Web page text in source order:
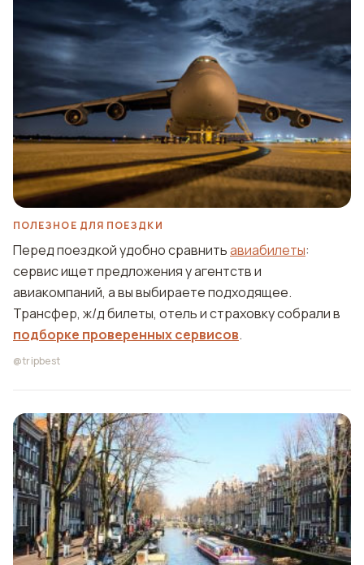
ПОЛЕЗНОЕ ДЛЯ ПОЕЗДКИ
Перед поездкой удобно сравнитьавиабилеты:
сервис ищет предложения у агентств и
авиакомпаний, а вы выбираете подходящее.
Трансфер, ж/д билеты, отель и страховку собрали в
подборке проверенных сервисов.
@tripbest